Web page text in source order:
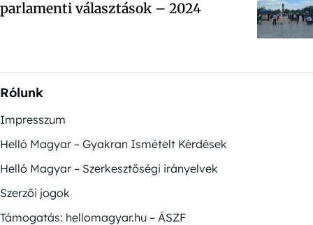
parlamenti választások – 2024
Rólunk
Impresszum
Helló Magyar – Gyakran Ismételt Kérdések
Helló Magyar – Szerkesztőségi irányelvek
Szerzői jogok
Támogatás: hellomagyar.hu – ÁSZF